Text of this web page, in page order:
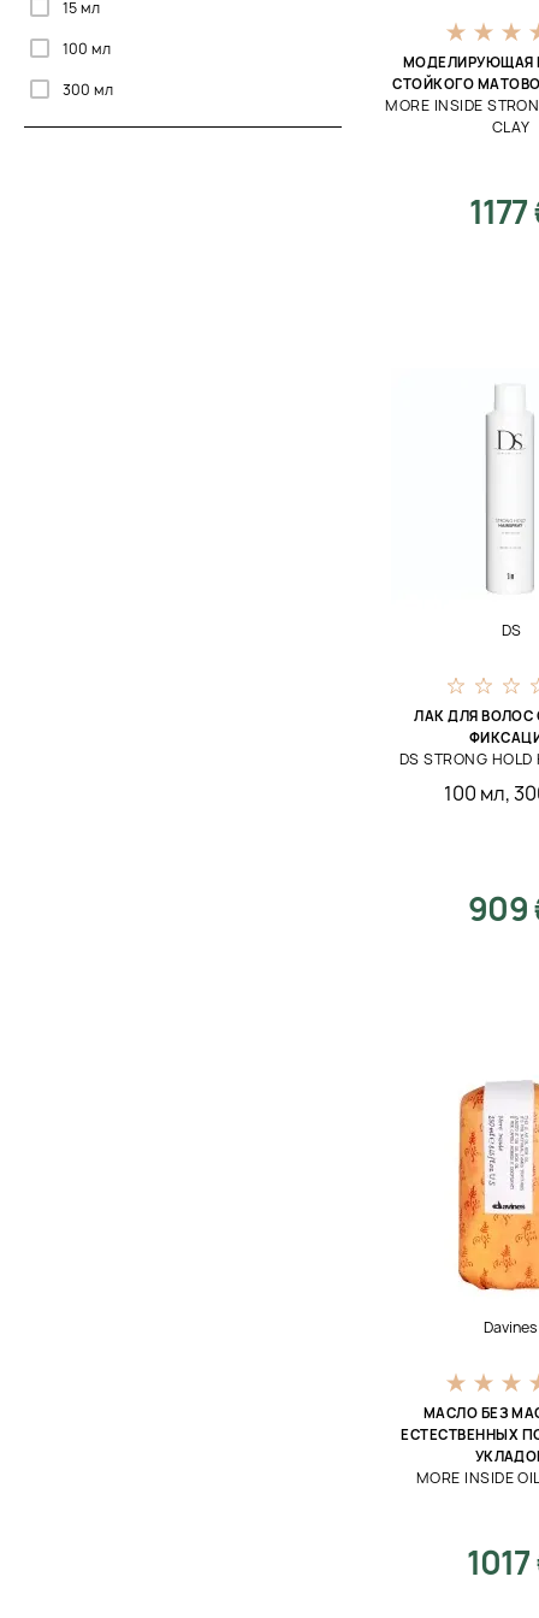
Сияние
Смягчение
Стайлинг
15 мл
100 мл
300 мл
180 мл
МОДЕЛИРУЮЩАЯ
СТОЙКОГО
MORE INSIDE
CLAY
1177
DS
ЛАК ДЛЯ ВОЛОС
DS STRONG HOLD
100 мл,
909
Davines
МАСЛО БЕЗ
ЕСТЕСТВЕННЫХ
MORE INSIDE